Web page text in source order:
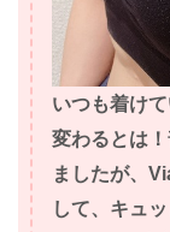
いつも着け
変わるとは
ましたが、
して、キュ